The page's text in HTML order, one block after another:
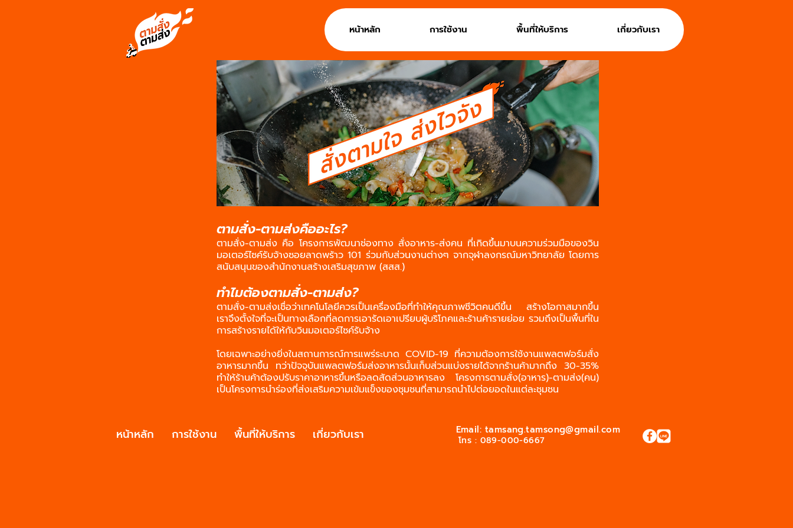
หน้าหลัก การใช้งาน พื้นที่ให้บริการ เกี่ยวกับเรา
ตามสั่ง-ตามส่งคืออะไร?
ตามสั่ง-ตามส่ง คือ โครงการพัฒนาช่องทาง สั่งอาหาร-ส่งคน ที่เกิดขึ้นมาบนความร่วมมือของวิน
มอเตอร์ไซค์รับจ้างซอยลาดพร้าว 101 ร่วมกับส่วนงานต่างๆ จากจุฬาลงกรณ์มหาวิทยาลัย โดยการ
สนับสนุนของสำนักงานสร้างเสริมสุขภาพ (สสส.)
ทำไมต้องตามสั่ง-ตามส่ง?
ตามสั่ง-ตามส่งเชื่อว่าเทคโนโลยีควรเป็นเครื่องมือที่ทำให้คุณภาพชีวิตคนดีขึ้น สร้างโอกาสมากขึ้น
เราจึงตั้งใจที่จะเป็นทางเลือกที่ลดการเอารัดเอาเปรียบผู้บริโภคและร้านค้ารายย่อย รวมถึงเป็นพื้นที่ใน
การสร้างรายได้ให้กับวินมอเตอร์ไซค์รับจ้าง
โดยเฉพาะอย่างยิ่งในสถานการณ์การแพร่ระบาด COVID-19 ที่ความต้องการใช้งานแพลตฟอร์มสั่ง
อาหารมากขึ้น ทว่าปัจจุบันแพลตฟอร์มส่งอาหารนั้นเก็บส่วนแบ่งรายได้จากร้านค้ามากถึง 30-35%
ทำให้ร้านค้าต้องปรับราคาอาหารขึ้นหรือลดสัดส่วนอาหารลง โครงการตามสั่ง(อาหาร)-ตามส่ง(คน)
เป็นโครงการนำร่องที่ส่งเสริมความเข้มแข็งของชุมชนที่สามารถนำไปต่อยอดในแต่ละชุมชน
หน้าหลัก การใช้งาน พื้นที่ให้บริการ เกี่ยวกับเรา Email: tamsang.tamsong@gmail.com
โทร : 089-000-6667